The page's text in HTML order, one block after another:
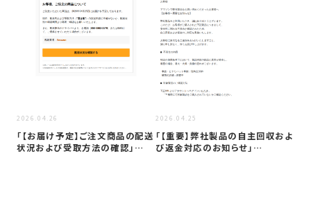
2026.04.26
「【お届け予定】ご注文商品の配送
状況および受取方法の確認」
2026.04.25
「【重要】弊社製品の自主回収およ
び返金対応のお知らせ」